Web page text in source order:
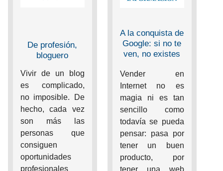
De profesión,
bloguero
Vivir de un blog
es complicado,
no imposible. De
hecho, cada vez
son más las
personas que
consiguen
oportunidades
profesionales
A la conquista de
Google: si no te
ven, no existes
Vender en
Internet no es
magia ni es tan
sencillo como
todavía se pueda
pensar: pasa por
tener un buen
producto, por
tener una web